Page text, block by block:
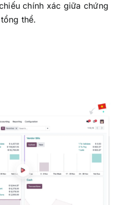
chính xác giữa chứng
thể.